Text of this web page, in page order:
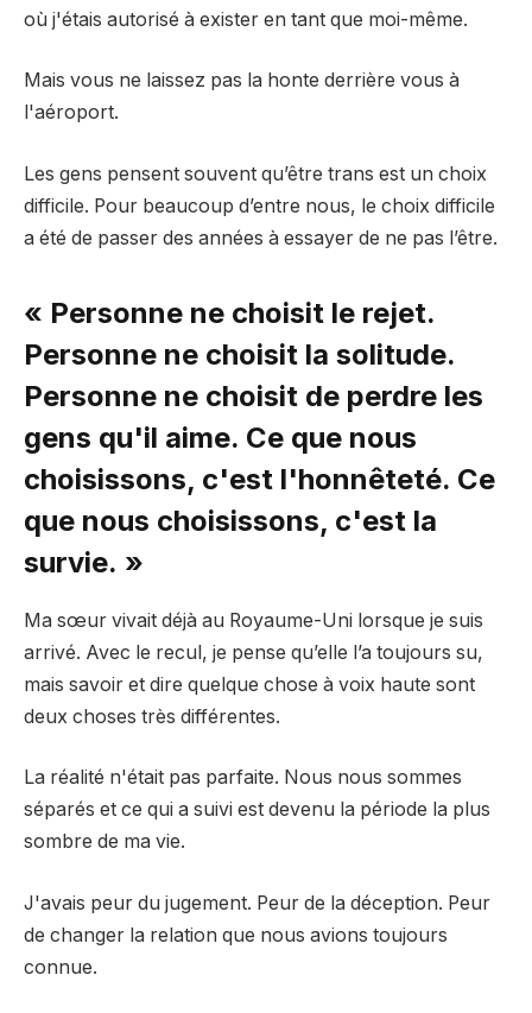
où j'étais autorisé à exister en tant que moi-même.
Mais vous ne laissez pas la honte derrière vous à
l'aéroport.
Les gens pensent souvent qu’être trans est un choix
difficile. Pour beaucoup d’entre nous, le choix difficile
a été de passer des années à essayer de ne pas l’être.
« Personne ne choisit le rejet.
Personne ne choisit la solitude.
Personne ne choisit de perdre les
gens qu'il aime. Ce que nous
choisissons, c'est l'honnêteté. Ce
que nous choisissons, c'est la
survie. »
Ma sœur vivait déjà au Royaume-Uni lorsque je suis
arrivé. Avec le recul, je pense qu’elle l’a toujours su,
mais savoir et dire quelque chose à voix haute sont
deux choses très différentes.
La réalité n'était pas parfaite. Nous nous sommes
séparés et ce qui a suivi est devenu la période la plus
sombre de ma vie.
J'avais peur du jugement. Peur de la déception. Peur
de changer la relation que nous avions toujours
connue.